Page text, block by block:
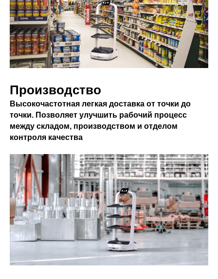
Производство
Высокочастотная легкая доставка от точки до
точки. Позволяет улучшить рабочий процесс
между складом, производством и отделом
контроля качества